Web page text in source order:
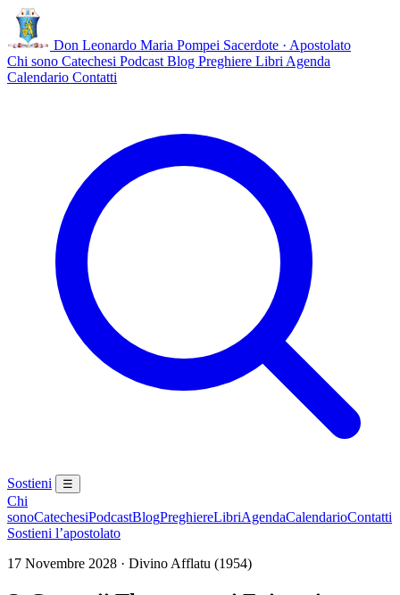
Don Leonardo Maria Pompei Sacerdote · Apostolato
Chi sono Catechesi Podcast Blog Preghiere Libri Agenda
Calendario Contatti
Sostieni ☰
Chi
sonoCatechesiPodcastBlogPreghiereLibriAgendaCalendarioContatti
Sostieni l’apostolato
17 Novembre 2028 · Divino Afflatu (1954)